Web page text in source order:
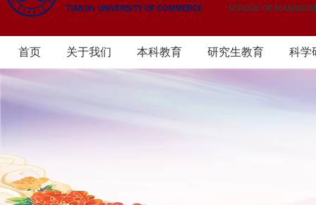
首页 ​关于我们 本科教育 研究生教育 科学